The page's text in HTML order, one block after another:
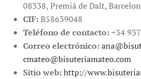
08338, Premià de Dalt,
CIF:B58639048
Teléfono de contacto:+34
Correo electrónico:
cmateo@bisuteriamateo.com
Sitio web:http://